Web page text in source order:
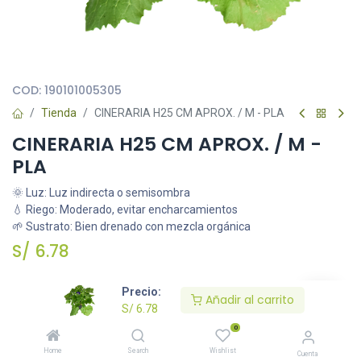
Precio:
S/6.78
Añadir al carrito
Home Search
0
Wishlist Cuenta
COD: 190101005305
Tienda CINERARIA H25 CM APROX. / M - PLA
CINERARIA H25 CM APROX. / M -
PLA
🌞 Luz: Luz indirecta o semisombra
💧 Riego: Moderado, evitar encharcamientos
🌱 Sustrato: Bien drenado con mezcla orgánica
S/ 6.78
Añadir al carrito
Agregar a la lista de deseos